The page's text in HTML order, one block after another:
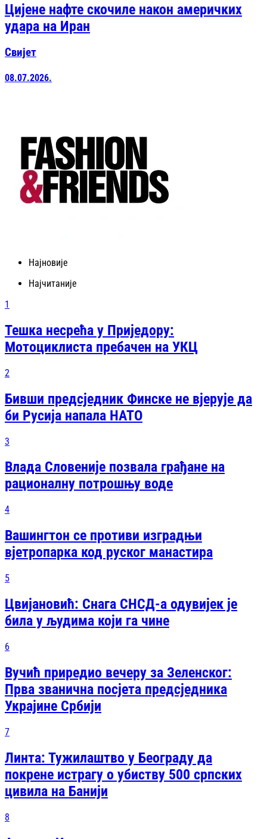
Цијене нафте скочиле након америчких
удара на Иран
Свијет
08.07.2026.
Најновије
Најчитаније
1
Тешка несрећа у Приједору:
Мотоциклиста пребачен на УКЦ
2
Бивши предсједник Финске не вјерује да
би Русија напала НАТО
3
Влада Словеније позвала грађане на
рационалну потрошњу воде
4
Вашингтон се противи изградњи
вјетропарка код руског манастира
5
Цвијановић: Снага СНСД-а одувијек је
била у људима који га чине
6
Вучић приредио вечеру за Зеленског:
Прва званична посjета предсjедника
Украјине Србији
7
Линта: Тужилаштво у Београду да
покрене истрагу о убиству 500 српских
цивила на Банији
8